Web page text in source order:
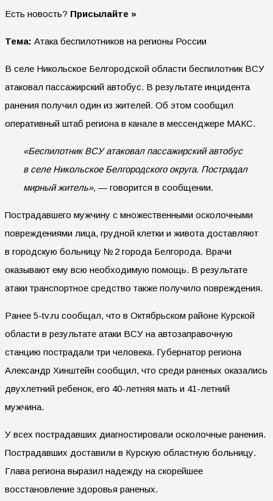
Есть новость? Присылайте »
Тема: Атака беспилотников на регионы России
В селе Никольское Белгородской области беспилотник ВСУ
атаковал пассажирский автобус. В результате инцидента
ранения получил один из жителей. Об этом сообщил
оперативный штаб региона в канале в мессенджере МАКС.
«Беспилотник ВСУ атаковал пассажирский автобус
в селе Никольское Белгородского округа. Пострадал
мирный житель», — говорится в сообщении.
Пострадавшего мужчину с множественными осколочными
повреждениями лица, грудной клетки и живота доставляют
в городскую больницу № 2 города Белгорода. Врачи
оказывают ему всю необходимую помощь. В результате
атаки транспортное средство также получило повреждения.
Ранее 5-tv.ru сообщал, что в Октябрьском районе Курской
области в результате атаки ВСУ на автозаправочную
станцию пострадали три человека. Губернатор региона
Александр Хинштейн сообщил, что среди раненых оказались
двухлетний ребенок, его 40-летняя мать и 41-летний
мужчина.
У всех пострадавших диагностировали осколочные ранения.
Пострадавших доставили в Курскую областную больницу.
Глава региона выразил надежду на скорейшее
восстановление здоровья раненых.